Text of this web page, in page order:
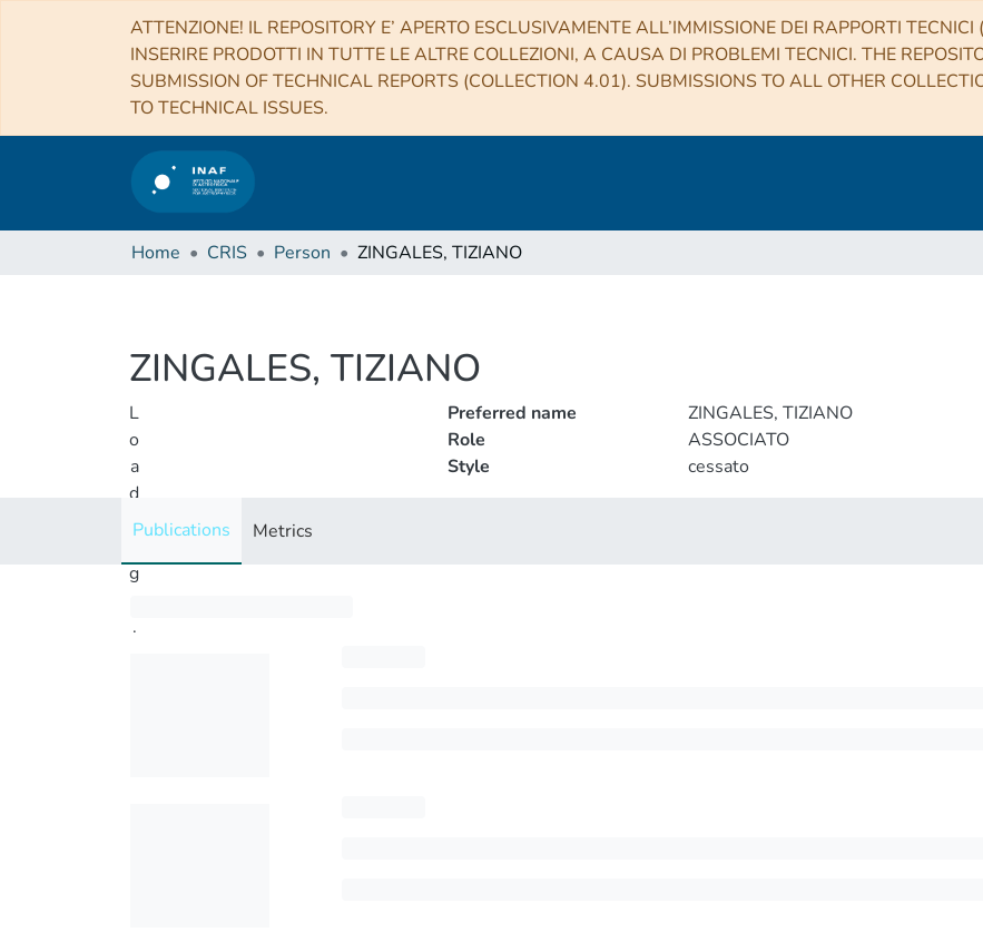
ATTENZIONE! IL REPOSITORY E’ APERTO ESCLUSIVAMENTE ALL’IMMISSIONE DEI RAPPORTI
INSERIRE PRODOTTI IN TUTTE LE ALTRE COLLEZIONI, A CAUSA DI PROBLEMI TECNICI. THE
SUBMISSION OF TECHNICAL REPORTS (COLLECTION 4.01). SUBMISSIONS TO ALL OTHER
TO TECHNICAL ISSUES.
Home CRIS Person ZINGALES, TIZIANO
ZINGALES, TIZIANO
L
o
a
d
i
g
.
Preferred name
ZINGALES, TIZIANO
Role
ASSOCIATO
Style
cessato
Publications Metrics